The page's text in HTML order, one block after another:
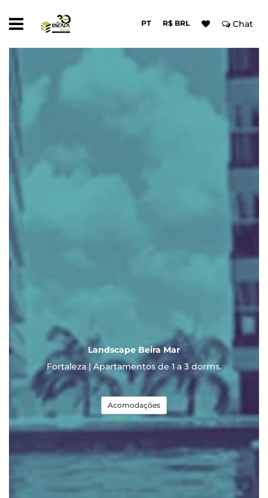
PT R$ BRL Chat
Landscape Beira Mar
Fortaleza | Apartamentos de 1 a 3 dorms.
Acomodações